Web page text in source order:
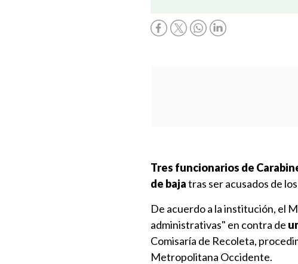
Tres funcionarios de
de bajatras ser acusados de
De acuerdo a la institución, el
administrativas" en contra de
Comisaría de Recoleta,
Metropolitana Occidente.